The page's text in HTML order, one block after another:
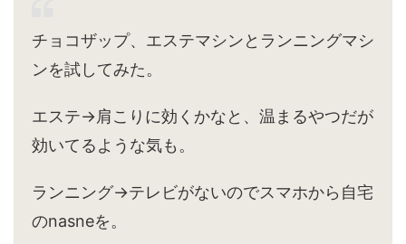
チョコザップ、エステマシンとランニングマシ
ンを試してみた。
エステ→肩こりに効くかなと、温まるやつだが
効いてるような気も。
ランニング→テレビがないのでスマホから自宅
のnasneを。